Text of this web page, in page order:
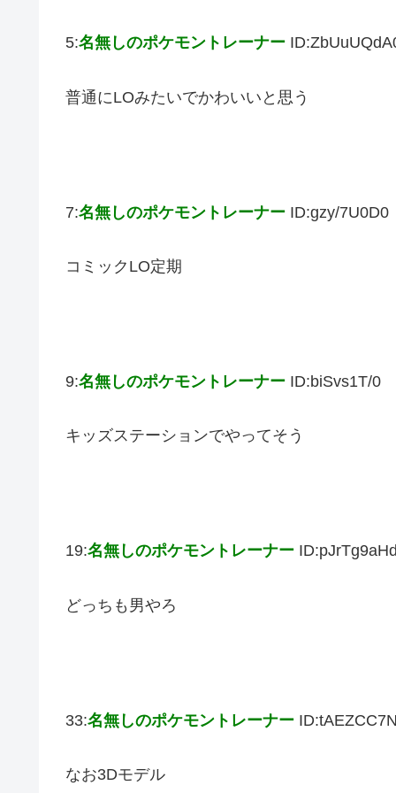
5:名無しのポケモントレーナー
普通にLOみたいでかわいいと思う
7:名無しのポケモントレーナー ID:gzy/7U0D0
コミックLO定期
9:名無しのポケモントレーナー ID:biSvs1T/0
キッズステーションでやってそう
19:名無しのポケモントレーナー
どっちも男やろ
33:名無しのポケモントレーナー
なお3Dモデル